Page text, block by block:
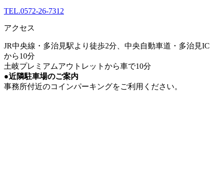
TEL.0572-26-7312
アクセス
JR中央線・多治見駅より徒歩2分、中央自動車道・多治見IC
から10分
土岐プレミアムアウトレットから車で10分
●近隣駐車場のご案内
事務所付近のコインパーキングをご利用ください。